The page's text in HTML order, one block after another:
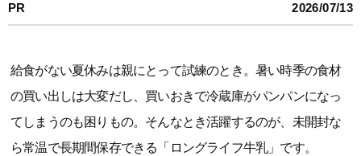
PR 2026/07/13
給食がない夏休みは親にとって試練のとき。暑い時季の食材
の買い出しは大変だし、買いおきで冷蔵庫がパンパンになっ
てしまうのも困りもの。そんなとき活躍するのが、未開封な
ら常温で長期間保存できる「ロングライフ牛乳」です。